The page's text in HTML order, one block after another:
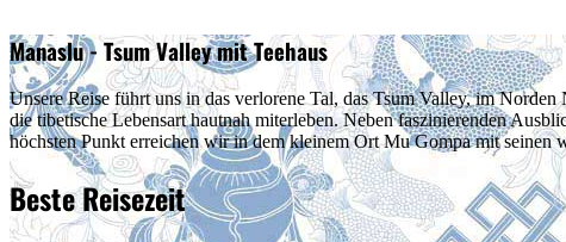
Manaslu - Tsum Valley mit Teehaus
Unsere Reise führt uns in das verlorene Tal, das Tsum Valley, im
die tibetische Lebensart hautnah miterleben. Neben faszinierenden
höchsten Punkt erreichen wir in dem kleinem Ort Mu Gompa mit seinen
Beste Reisezeit